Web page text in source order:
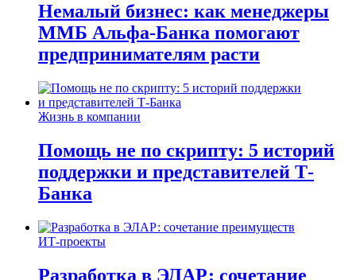
Немалый бизнес: как менеджеры
ММБ Альфа-Банка помогают
предпринимателям расти
Жизнь в компании
Помощь не по скрипту: 5 историй
поддержки и представителей Т-
Банка
ИТ-проекты
Разработка в ЭЛАР: сочетание